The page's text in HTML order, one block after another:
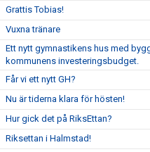
Grattis Tobias!
Vuxna tränare
Ett nytt gymnastikens hus med
kommunens investeringsbudget.
Får vi ett nytt GH?
Nu är tiderna klara för hösten!
Hur gick det på RiksEttan?
Riksettan i Halmstad!